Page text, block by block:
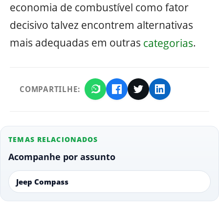
economia de combustível como fator
decisivo talvez encontrem alternativas
mais adequadas em outras categorias.
COMPARTILHE:
TEMAS RELACIONADOS
Acompanhe por assunto
Jeep Compass